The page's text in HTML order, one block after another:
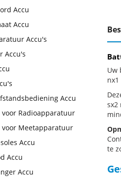
Accu
Accu
Accu's
Accu's
Accu
Radioapparatuur
voor Meetapparatuur
Accu
Accu
Accu
Uw
sx2
te